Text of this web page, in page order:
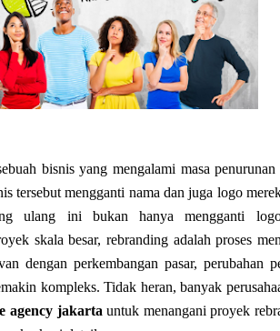
bisnis yang mengalami masa penurunan
tersebut mengganti nama dan juga logo
ulang ini bukan hanya mengganti
skala besar, rebranding adalah proses
dengan perkembangan pasar, perubahan
kompleks. Tidak heran, banyak
agency jakarta untuk menangani proyek